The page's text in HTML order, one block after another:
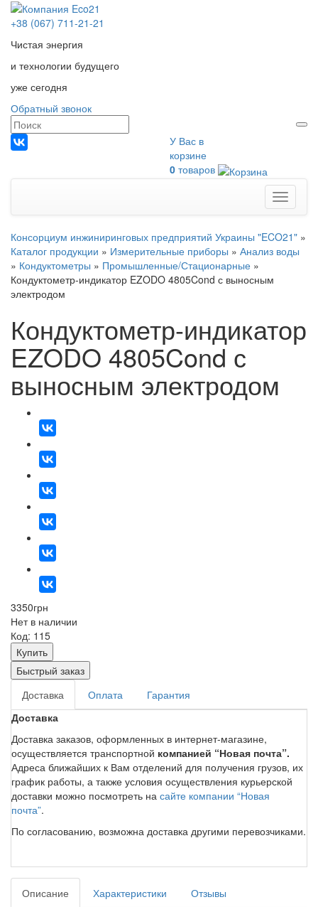
+38 (067) 711-21-21
Чистая энергия
и технологии будущего
уже сегодня
Обратный звонок
У Вас в
корзине
0 товаров
Меню
Консорциум инжиниринговых предприятий Украины "ECO21" »
Каталог продукции » Измерительные приборы » Анализ воды
» Кондуктометры » Промышленные/Стационарные »
Кондуктометр-индикатор EZODO 4805Cond с выносным
электродом
Кондуктометр-индикатор
EZODO 4805Cond с
выносным электродом
3350грн
Нет в наличии
Код: 115
Купить
Быстрый заказ
Доставка
Оплата
Гарантия
Доставка
Доставка заказов, оформленных в интернет-магазине,
осуществляется транспортной компанией “Новая почта”.
Адреса ближайших к Вам отделений для получения грузов, их
график работы, а также условия осуществления курьерской
доставки можно посмотреть на сайте компании “Новая
почта”.
По согласованию, возможна доставка другими перевозчиками.
Описание Характеристики
Отзывы